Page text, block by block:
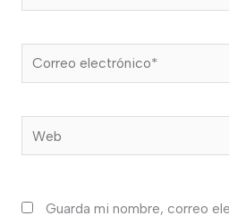
Correo
electrónico*
Web
Guarda mi nombre, correo